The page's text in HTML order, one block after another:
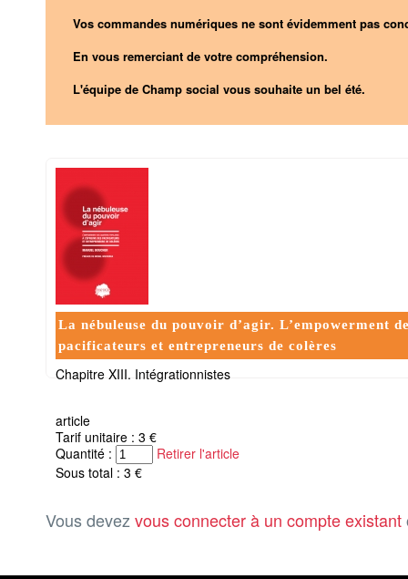
Vos commandes numériques ne sont évidemment pas
En vous remerciant de votre compréhension.
L'équipe de Champ social vous souhaite un bel été.
La nébuleuse du pouvoir d’agir. L’empowerment
pacificateurs et entrepreneurs de colères
Chapitre XIII. Intégrationnistes
article
Tarif unitaire : 3 €
Quantité :
Retirer l'article
Sous total : 3 €
Vous devez vous connecter à un compte existant